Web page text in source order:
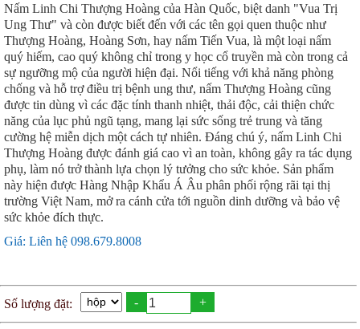
Nấm Linh Chi Thượng Hoàng của Hàn Quốc, biệt danh "Vua Trị
Ung Thư" và còn được biết đến với các tên gọi quen thuộc như
Thượng Hoàng, Hoàng Sơn, hay nấm Tiến Vua, là một loại nấm
quý hiếm, cao quý không chỉ trong y học cổ truyền mà còn trong cả
sự ngưỡng mộ của người hiện đại. Nổi tiếng với khả năng phòng
chống và hỗ trợ điều trị bệnh ung thư, nấm Thượng Hoàng cũng
được tin dùng vì các đặc tính thanh nhiệt, thải độc, cải thiện chức
năng của lục phủ ngũ tạng, mang lại sức sống trẻ trung và tăng
cường hệ miễn dịch một cách tự nhiên. Đáng chú ý, nấm Linh Chi
Thượng Hoàng được đánh giá cao vì an toàn, không gây ra tác dụng
phụ, làm nó trở thành lựa chọn lý tưởng cho sức khỏe. Sản phẩm
này hiện được Hàng Nhập Khẩu Á Âu phân phối rộng rãi tại thị
trường Việt Nam, mở ra cánh cửa tới nguồn dinh dưỡng và bảo vệ
sức khỏe đích thực.
Giá: Liên hệ 098.679.8008
Số lượng đặt: - +